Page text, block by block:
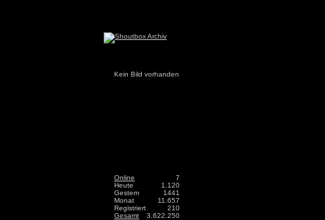
Kein Bild vorhanden
7
Online
1.120
Heute
1441
Gestern
11.657
Monat
210
Registriert
3.622.250
Gesamt